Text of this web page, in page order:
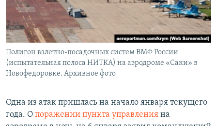
Полигон взлетно-посадочных систем ВМФ России
(испытательная полоса НИТКА) на аэродроме «Саки» в
Новофедоровке. Архивное фото
Одна из атак пришлась на начало января текущего
года. О поражении пункта управления на